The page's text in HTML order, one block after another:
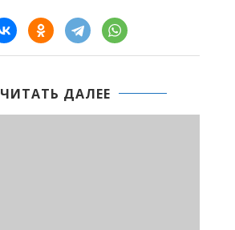
ЧИТАТЬ ДАЛЕЕ